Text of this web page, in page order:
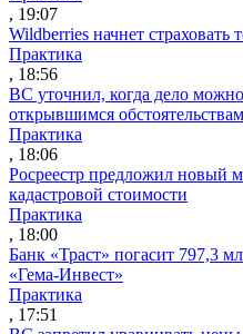
, 19:07
Wildberries начнет страховать
Практика
, 18:56
ВС уточнил, когда дело
открывшимся обстоятельствам
Практика
, 18:06
Росреестр предложил новый
кадастровой стоимости
Практика
, 18:00
Банк «Траст» погасит 797,3
«Гема-Инвест»
Практика
, 17:51